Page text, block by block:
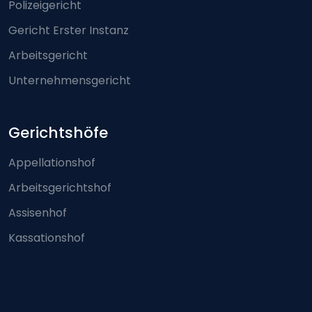
Polizeigericht
Gericht Erster Instanz
Arbeitsgericht
Unternehmensgericht
Gerichtshöfe
Appellationshof
Arbeitsgerichtshof
Assisenhof
Kassationshof